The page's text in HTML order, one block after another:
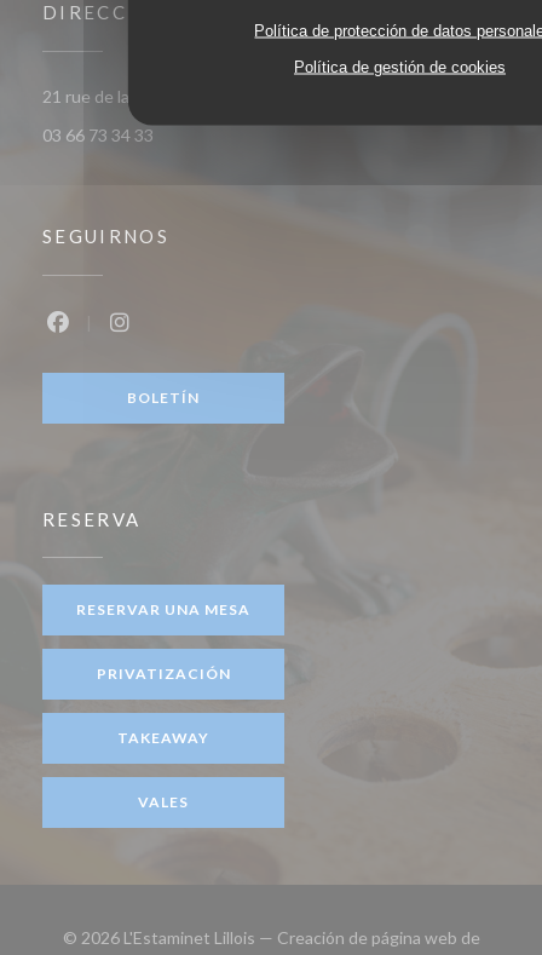
Política de protección de datos
Política de gestión de cookies
DIRECCIÓN
21 rue de la Barre 59000 Lille
03 66 73 34 33
SEGUIRNOS
BOLETÍN
RESERVA
RESERVAR UNA MESA
PRIVATIZACIÓN
TAKEAWAY
VALES
© 2026 L'Estaminet Lillois — Creación de página web de